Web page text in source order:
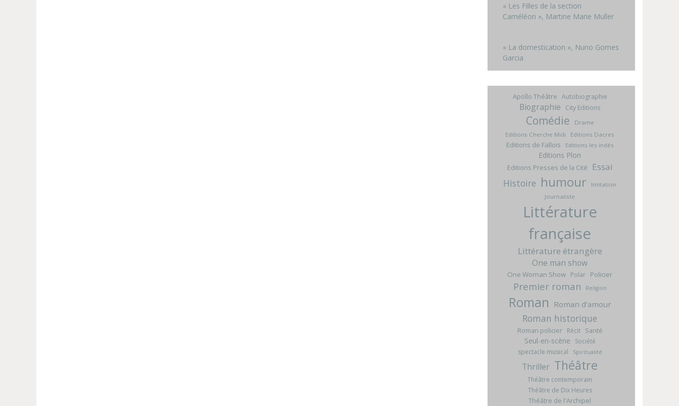
« Les Filles de la section
Caméléon », Martine Marie Muller
« La domestication », Nuno Gomes
Garcia
Apollo Théâtre Autobiographie
Biographie City Editions
Comédie
Drame
Editions Cherche Midi
Editions Dacres
Editions de Fallois Editions les indés
Editions Plon
Editions Presses de la Cité Essai
Histoire humour
Imitation
Journaliste
Littérature
française
Littérature étrangère
One man show
One Woman Show Polar Policier
Premier roman Religion
Roman Roman d'amour
Roman historique
Roman policier Récit Santé
Seul-en-scène
Société
spectacle musical
Spiritualité
Thriller Théâtre
Théâtre contemporain
Théâtre de Dix Heures
Théâtre de l'Archipel